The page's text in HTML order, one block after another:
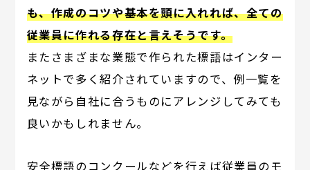
も、作成のコツや基本を頭に入れれば、全ての
従業員に作れる存在と言えそうです。
またさまざまな業態で作られた標語はインター
ネットで多く紹介されていますので、例一覧を
見ながら自社に合うものにアレンジしてみても
良いかもしれません。
安全標語のコンクールなどを行えば従業員のモ